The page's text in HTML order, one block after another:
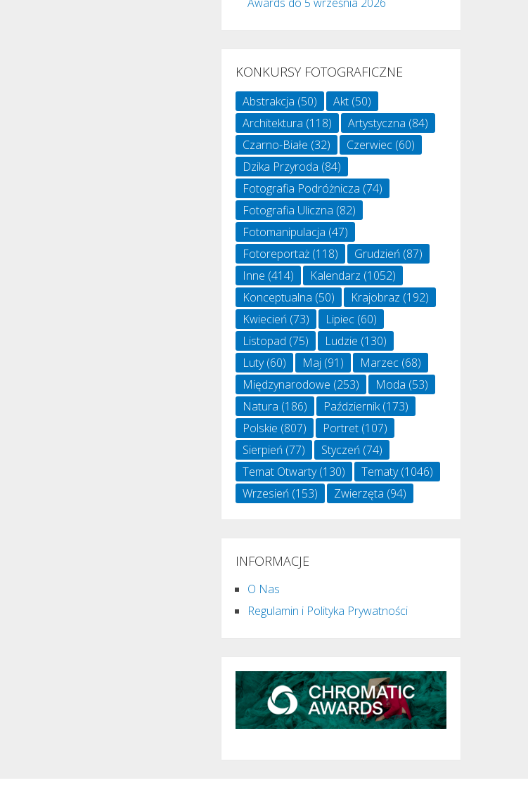
KONKURSY FOTOGRAFICZNE
Abstrakcja (50) Akt (50)
Architektura (118) Artystyczna (84)
Czarno-Białe (32) Czerwiec (60)
Dzika Przyroda (84)
Fotografia Podróżnicza (74)
Fotografia Uliczna (82)
Fotomanipulacja (47)
Fotoreportaż (118) Grudzień (87)
Inne (414) Kalendarz (1052)
Konceptualna (50) Krajobraz (192)
Kwiecień (73) Lipiec (60)
Listopad (75) Ludzie (130)
Luty(60) Maj (91) Marzec (68)
Międzynarodowe (253) Moda (53)
Natura (186) Październik(173)
Polskie (807) Portret (107)
Sierpień (77) Styczeń (74)
Temat Otwarty(130) Tematy(1046)
Wrzesień (153) Zwierzęta (94)
INFORMACJE
O Nas
Regulamin i Polityka Prywatności